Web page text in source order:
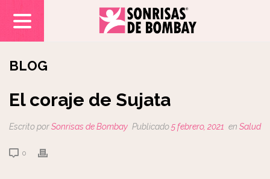
BLOG
El coraje de Sujata
Escrito porSonrisas de Bombay Publicado5 febrero, 2021 en Salud
0